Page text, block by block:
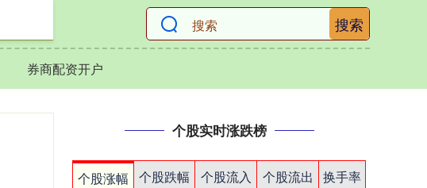
搜索
券商配资开户
个股实时涨跌榜
个股涨幅 个股跌幅 个股流入 个股流出
换手率